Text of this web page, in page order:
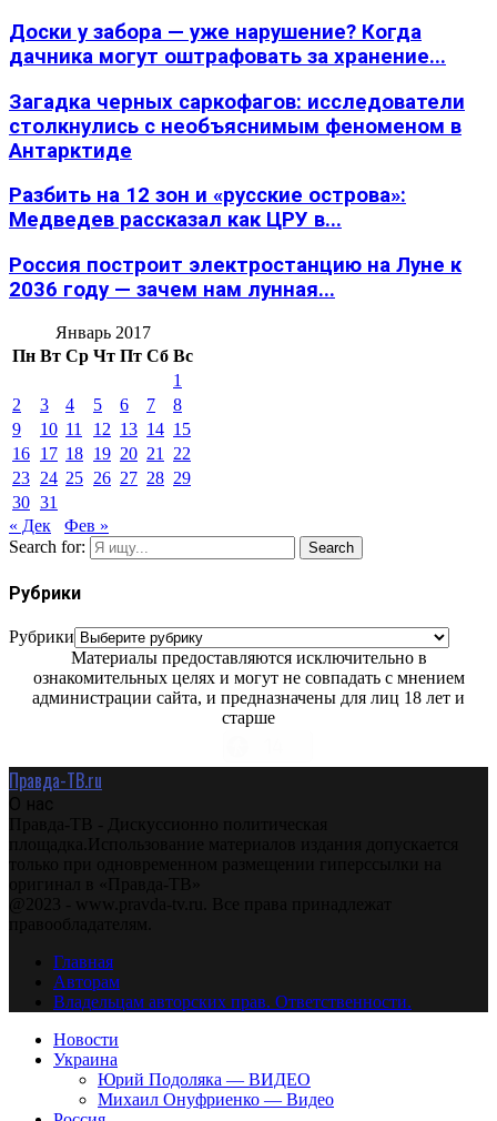
Доски у забора — уже нарушение? Когда
дачника могут оштрафовать за хранение...
Загадка черных саркофагов: исследователи
столкнулись с необъяснимым феноменом в
Антарктиде
Разбить на 12 зон и «русские острова»:
Медведев рассказал как ЦРУ в...
Россия построит электростанцию на Луне к
2036 году — зачем нам лунная...
Январь 2017
Пн Вт Ср Чт Пт Сб Вс
1
2
3 4 5 6 7
8
9
10 11 12 13 14 15
16 17 18 19 20 21
22
23 24 25 26 27 28 29
30 31
« Дек
Фев »
Search for:
Search
Рубрики
Рубрики
Материалы предоставляются исключительно в
ознакомительных целях и могут не совпадать с мнением
администрации сайта, и предназначены для лиц 18 лет и
старше
Правда-ТВ.ru
О нас
Правда-ТВ - Дискуссионно политическая
площадка.Использование материалов издания допускается
только при одновременном размещении гиперссылки на
оригинал в «Правда-ТВ»
@2023 - www.pravda-tv.ru. Все права принадлежат
правообладателям.
Главная
Авторам
Владельцам авторских прав. Ответственности.
Новости
Украина
Юрий Подоляка — ВИДЕО
Михаил Онуфриенко — Видео